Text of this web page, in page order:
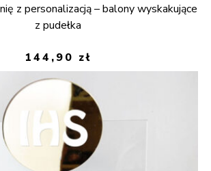
z personalizacją – balony wyskakujące
z pudełka
144,90 zł